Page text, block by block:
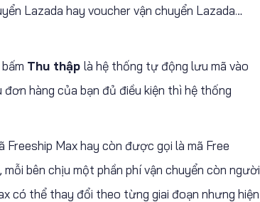
Lazada hay voucher vận chuyển Lazada…
Thu thập là hệ thống tự động lưu mã vào
hàng của bạn đủ điều kiện thì hệ thống
Freeship Max hay còn được gọi là mã Free
bên chịu một phần phí vận chuyển còn người
có thể thay đổi theo từng giai đoạn nhưng hiện